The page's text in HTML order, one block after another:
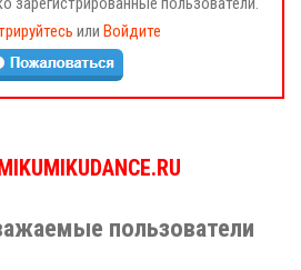
или Войдите
пользователи